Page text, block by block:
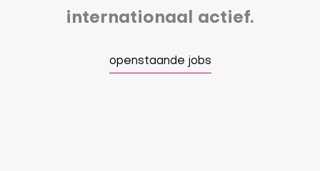
internationaal actief.
openstaande jobs